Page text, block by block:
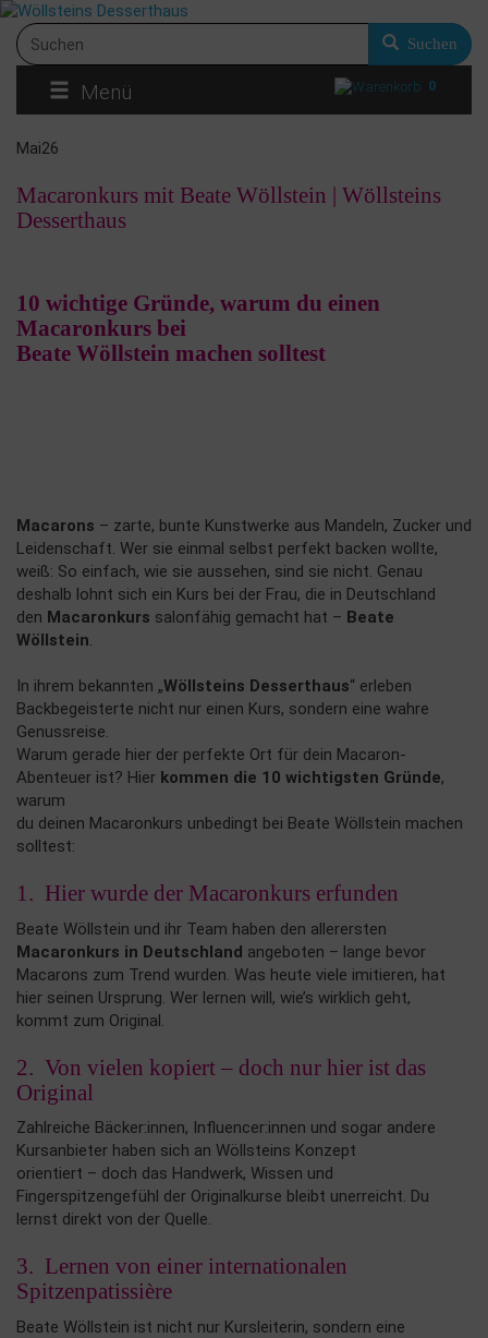
Suchen
Menü 0
Mai26
Macaronkurs mit Beate Wöllstein | Wöllsteins
Desserthaus
10 wichtige Gründe, warum du einen
Macaronkurs bei
Beate Wöllstein machen solltest
Macarons – zarte, bunte Kunstwerke aus Mandeln, Zucker und
Leidenschaft. Wer sie einmal selbst perfekt backen wollte,
weiß: So einfach, wie sie aussehen, sind sie nicht. Genau
deshalb lohnt sich ein Kurs bei der Frau, die in Deutschland
den Macaronkurs salonfähig gemacht hat – Beate
Wöllstein.
In ihrem bekannten „Wöllsteins Desserthaus“ erleben
Backbegeisterte nicht nur einen Kurs, sondern eine wahre
Genussreise.
Warum gerade hier der perfekte Ort für dein Macaron-
Abenteuer ist? Hier kommen die 10 wichtigsten Gründe,
warum
du deinen Macaronkurs unbedingt bei Beate Wöllstein machen
solltest:
1. Hier wurde der Macaronkurs erfunden
Beate Wöllstein und ihr Team haben den allerersten
Macaronkurs in Deutschland angeboten – lange bevor
Macarons zum Trend wurden. Was heute viele imitieren, hat
hier seinen Ursprung. Wer lernen will, wie’s wirklich geht,
kommt zum Original.
2. Von vielen kopiert – doch nur hier ist das
Original
Zahlreiche Bäcker:innen, Influencer:innen und sogar andere
Kursanbieter haben sich an Wöllsteins Konzept
orientiert – doch das Handwerk, Wissen und
Fingerspitzengefühl der Originalkurse bleibt unerreicht. Du
lernst direkt von der Quelle.
3. Lernen von einer internationalen
Spitzenpatissière
Beate Wöllstein ist nicht nur Kursleiterin, sondern eine